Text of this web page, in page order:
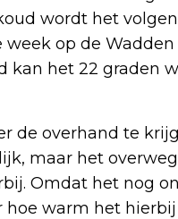
wordt het
op de
het 22 graden
de overhand te
maar het
Omdat het nog
warm het